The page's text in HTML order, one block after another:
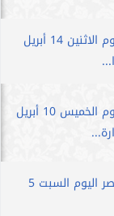
حالة الطقس في مصر اليوم الاثنين 14 أبريل
حالة الطقس في مصر اليوم الخميس 10 أبريل
أجواء مائلة للحرارة في مصر اليوم السبت 5